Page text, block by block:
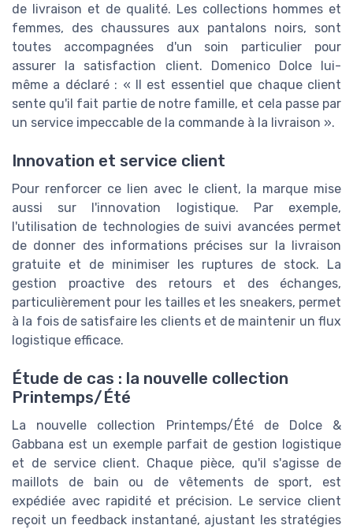
de livraison et de qualité. Les collections hommes et
femmes, des chaussures aux pantalons noirs, sont
toutes accompagnées d'un soin particulier pour
assurer la satisfaction client. Domenico Dolce lui-
même a déclaré : « Il est essentiel que chaque client
sente qu'il fait partie de notre famille, et cela passe par
un service impeccable de la commande à la livraison ».
Innovation et service client
Pour renforcer ce lien avec le client, la marque mise
aussi sur l'innovation logistique. Par exemple,
l'utilisation de technologies de suivi avancées permet
de donner des informations précises sur la livraison
gratuite et de minimiser les ruptures de stock. La
gestion proactive des retours et des échanges,
particulièrement pour les tailles et les sneakers, permet
à la fois de satisfaire les clients et de maintenir un flux
logistique efficace.
Étude de cas : la nouvelle collection
Printemps/Été
La nouvelle collection Printemps/Été de Dolce &
Gabbana est un exemple parfait de gestion logistique
et de service client. Chaque pièce, qu'il s'agisse de
maillots de bain ou de vêtements de sport, est
expédiée avec rapidité et précision. Le service client
reçoit un feedback instantané, ajustant les stratégies